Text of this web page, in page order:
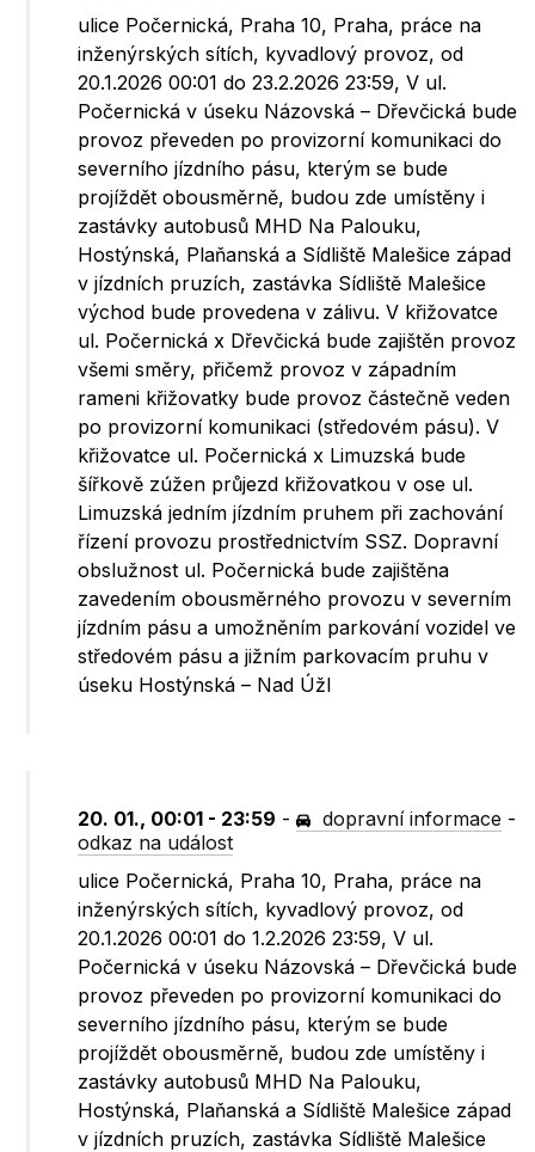
ulice Počernická, Praha 10, Praha, práce na
inženýrských sítích, kyvadlový provoz, od
20.1.2026 00:01 do 23.2.2026 23:59, V ul.
Počernická v úseku Názovská – Dřevčická bude
provoz převeden po provizorní komunikaci do
severního jízdního pásu, kterým se bude
projíždět obousměrně, budou zde umístěny i
zastávky autobusů MHD Na Palouku,
Hostýnská, Plaňanská a Sídliště Malešice západ
v jízdních pruzích, zastávka Sídliště Malešice
východ bude provedena v zálivu. V křižovatce
ul. Počernická x Dřevčická bude zajištěn provoz
všemi směry, přičemž provoz v západním
rameni křižovatky bude provoz částečně veden
po provizorní komunikaci (středovém pásu). V
křižovatce ul. Počernická x Limuzská bude
šířkově zúžen průjezd křižovatkou v ose ul.
Limuzská jedním jízdním pruhem při zachování
řízení provozu prostřednictvím SSZ. Dopravní
obslužnost ul. Počernická bude zajištěna
zavedením obousměrného provozu v severním
jízdním pásu a umožněním parkování vozidel ve
středovém pásu a jižním parkovacím pruhu v
úseku Hostýnská – Nad Úžl
20. 01., 00:01 - 23:59 - dopravní informace -
odkaz na událost
ulice Počernická, Praha 10, Praha, práce na
inženýrských sítích, kyvadlový provoz, od
20.1.2026 00:01 do 1.2.2026 23:59, V ul.
Počernická v úseku Názovská – Dřevčická bude
provoz převeden po provizorní komunikaci do
severního jízdního pásu, kterým se bude
projíždět obousměrně, budou zde umístěny i
zastávky autobusů MHD Na Palouku,
Hostýnská, Plaňanská a Sídliště Malešice západ
v jízdních pruzích, zastávka Sídliště Malešice